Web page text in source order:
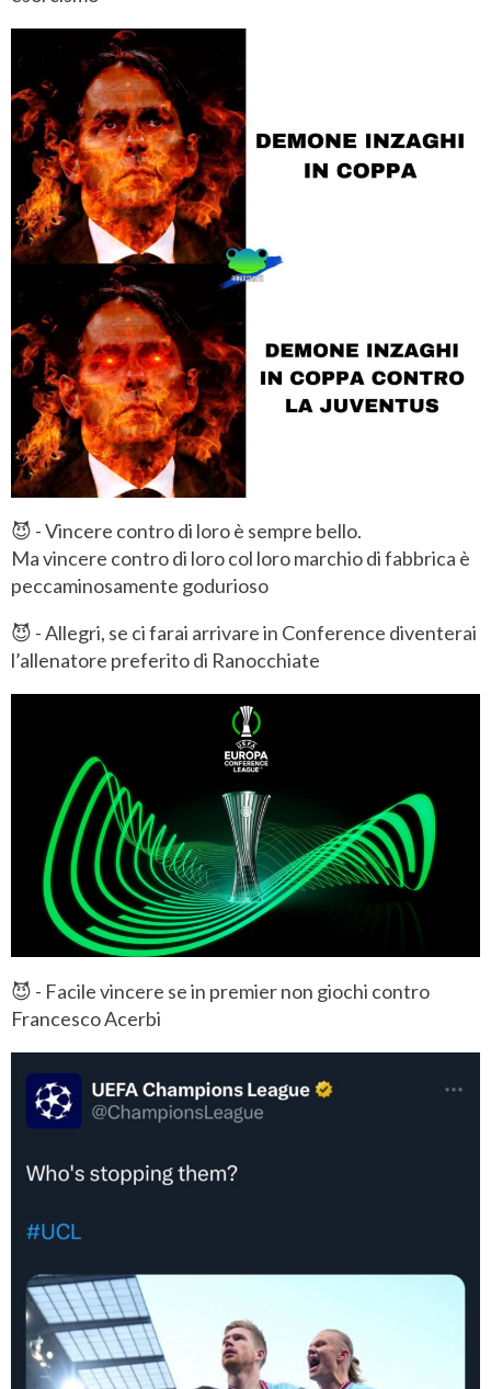
😈 - Vincere contro di loro è sempre bello.
Ma vincere contro di loro col loro marchio di fabbrica è
peccaminosamente godurioso
😈 - Allegri, se ci farai arrivare in Conference diventerai
l’allenatore preferito di Ranocchiate
😈 - Facile vincere se in premier non giochi contro
Francesco Acerbi